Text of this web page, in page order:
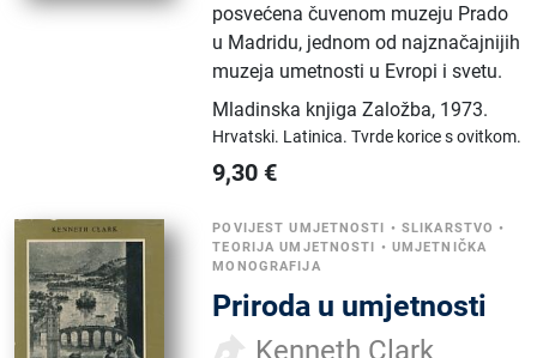
posvećena čuvenom muzeju Prado
u Madridu, jednom od najznačajnijih
muzeja umetnosti u Evropi i svetu.
Mladinska knjiga Založba, 1973.
Hrvatski. Latinica.Tvrde korice s ovitkom.
9,30 €
POVIJEST UMJETNOSTI • SLIKARSTVO •
TEORIJA UMJETNOSTI • UMJETNIČKA
MONOGRAFIJA
Priroda u umjetnosti
Kenneth Clark